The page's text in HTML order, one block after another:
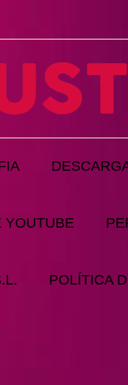
YOUTUBE
POLÍTICA